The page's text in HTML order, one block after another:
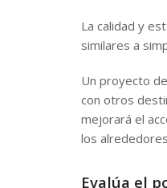
La calidad y
similares a
Un proyecto
con otros
mejorará el
los
Evalúa el